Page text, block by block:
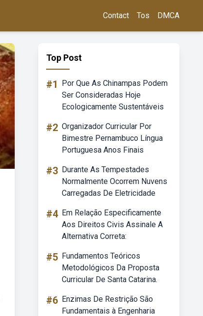
Contact Tos DMCA
Top Post
#1
Por Que As Chinampas Podem
Ser Consideradas Hoje
Ecologicamente Sustentáveis
#2 Organizador Curricular Por
Bimestre Pernambuco Língua
Portuguesa Anos Finais
#3 Durante As Tempestades
Normalmente Ocorrem Nuvens
Carregadas De Eletricidade
#4 Em Relação Especificamente
Aos Direitos Civis Assinale A
Alternativa Correta:
#5 Fundamentos Teóricos
Metodológicos Da Proposta
Curricular De Santa Catarina.
#6 Enzimas De Restrição São
Fundamentais à Engenharia